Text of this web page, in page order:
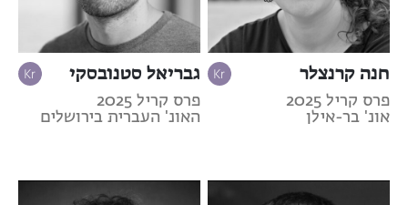
חנה קרנצלר
פרס קריל 2025
אונ' בר-אילן
גבריאל סטנובסקי
פרס קריל 2025
האונ' העברית בירושלים